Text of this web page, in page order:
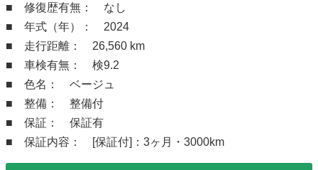
■ 修復歴有無： なし
■ 年式（年）： 2024
■ 走行距離： 26,560 km
■ 車検有無： 検9.2
■ 色名： ベージュ
■ 整備： 整備付
■ 保証： 保証有
■ 保証内容： [保証付]：3ヶ月・3000km